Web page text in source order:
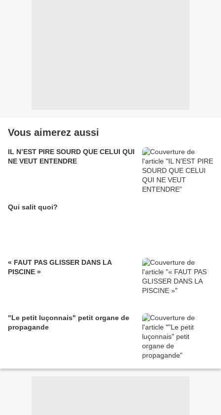
Vous aimerez aussi
IL N’EST PIRE SOURD QUE CELUI QUI
NE VEUT ENTENDRE
Qui salit quoi?
« FAUT PAS GLISSER DANS LA
PISCINE »
"Le petit luçonnais" petit organe de
propagande